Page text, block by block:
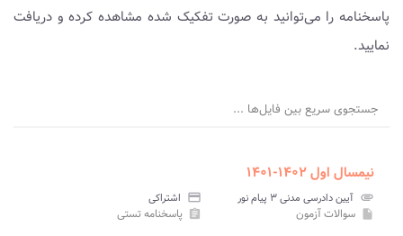
پاسخنامه را می‌توانید به صورت تفکیک شده مشاهده کرده و دریافت
نمایید.
جستجوی سریع بین فایل‌ها ...
نیمسال اول ۱۴۰۲-۱۴۰۱
attachment آیین دادرسی مدنی ۳ پیام نور credit_card اشتراکی
insert_drive_file سوالات آزمون assignment پاسخنامه تستی